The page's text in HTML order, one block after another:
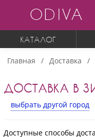
ODIVA
КАТАЛОГ
Главная Доставка
ДОСТАВКА В
выбрать другой город
Доступные способы